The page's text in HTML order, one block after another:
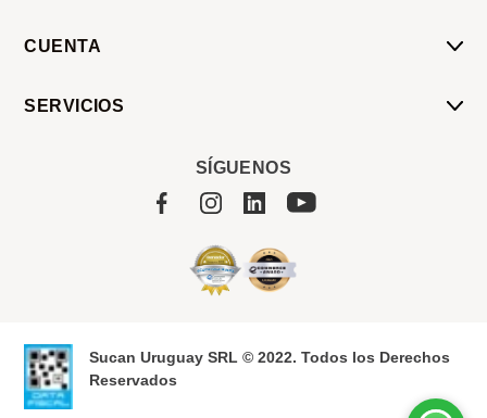
CUENTA
SERVICIOS
SÍGUENOS
Sucan Uruguay SRL © 2022. Todos los Derechos
Reservados